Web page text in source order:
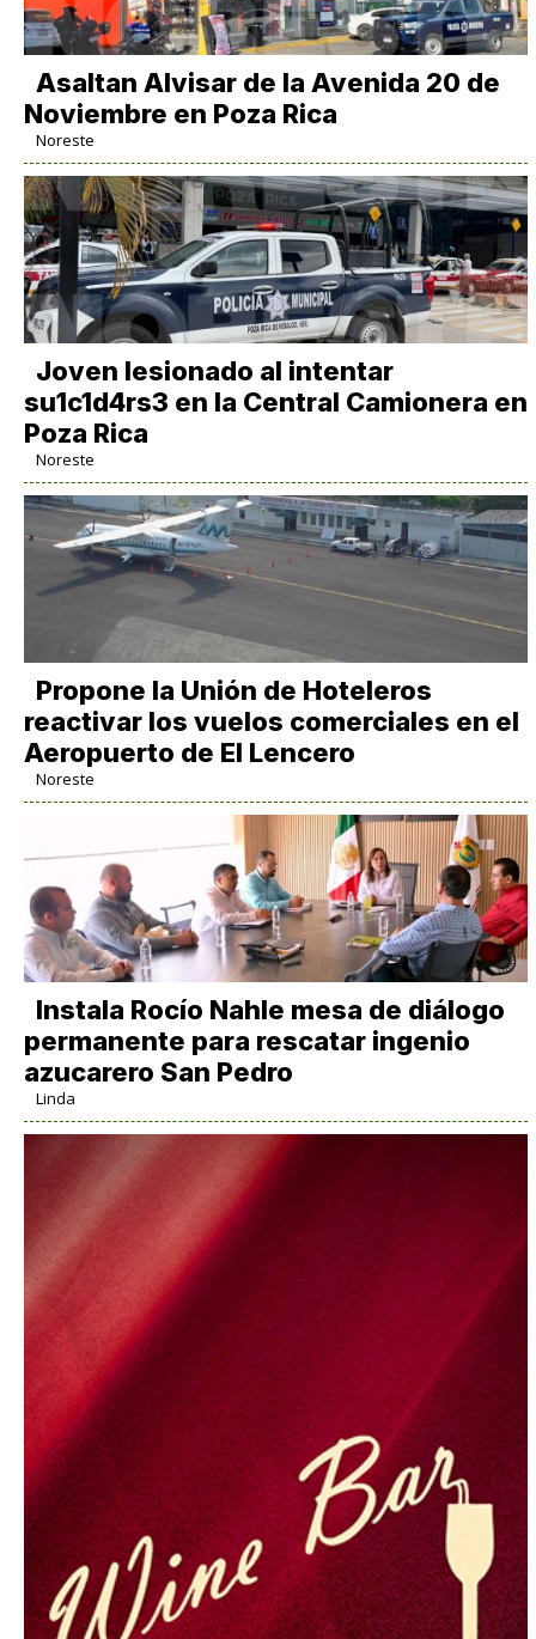
Asaltan Alvisar de la Avenida 20 de
Noviembre en Poza Rica
Noreste
Joven lesionado al intentar
su1c1d4rs3 en la Central Camionera en
Poza Rica
Noreste
Propone la Unión de Hoteleros
reactivar los vuelos comerciales en el
Aeropuerto de El Lencero
Noreste
Instala Rocío Nahle mesa de diálogo
permanente para rescatar ingenio
azucarero San Pedro
Linda